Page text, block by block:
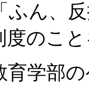
ん、反
度のこ
学部の